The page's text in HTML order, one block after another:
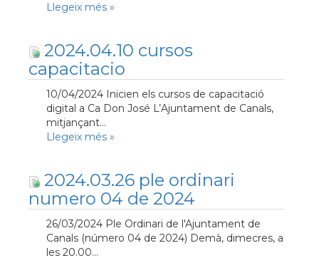
Llegeix més »
2024.04.10 cursos
capacitacio
10/04/2024 Inicien els cursos de capacitació
digital a Ca Don José L’Ajuntament de Canals,
mitjançant...
Llegeix més »
2024.03.26 ple ordinari
numero 04 de 2024
26/03/2024 Ple Ordinari de l'Ajuntament de
Canals (número 04 de 2024) Demà, dimecres, a
les 20.00...